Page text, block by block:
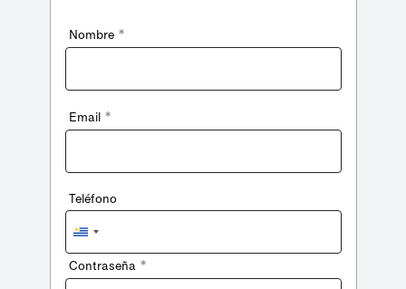
Nombre *
Email *
Teléfono
Uruguay
+598
Contraseña *